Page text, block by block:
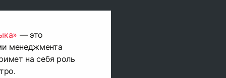
— это
менеджмента
на себя роль